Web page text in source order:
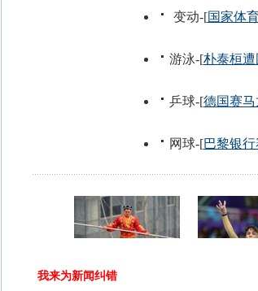
我来为新闻纠错